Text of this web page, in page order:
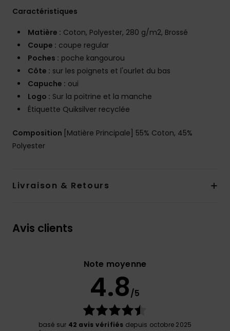
Caractéristiques
Matière : Coton, Polyester, 280 g/m2, Brossé
Coupe : coupe regular
Poches : poche kangourou
Côte : sur les poignets et l'ourlet du bas
Capuche : oui
Logo : Sur la poitrine et la manche
Étiquette Quiksilver recyclée
Composition [Matière Principale] 55% Coton, 45%
Polyester
Livraison & Retours
Avis clients
Note moyenne
4.8/5
basé sur 42 avis vérifiés depuis octobre 2025